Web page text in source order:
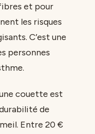
et pour
les risques
C’est une
personnes
couette est
de
Entre 20 €